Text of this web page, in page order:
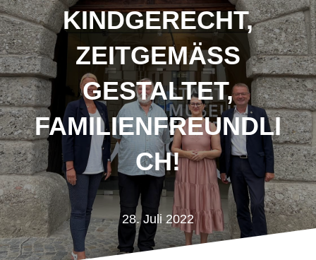
KINDGERECHT,
ZEITGEMÄSS G
ESTALTET, F
AMILIENFREUNDLIC
H!
28. Juli 2022